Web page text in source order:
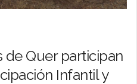
de Quer participan
Infantil y